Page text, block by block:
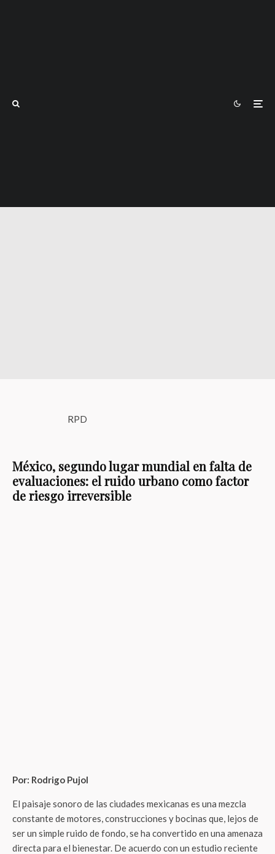
RPD
México, segundo lugar mundial en falta de
evaluaciones: el ruido urbano como factor
de riesgo irreversible
Por: Rodrigo Pujol
El paisaje sonoro de las ciudades mexicanas es una mezcla
constante de motores, construcciones y bocinas que, lejos de
ser un simple ruido de fondo, se ha convertido en una amenaza
directa para el bienestar. De acuerdo con un estudio reciente